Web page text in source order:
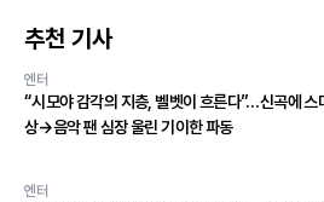
추천 기사
엔터
“시모야 감각의 지층, 벨벳이 흐른다”…신곡에 스
상→음악 팬 심장 울린 기이한 파동
엔터